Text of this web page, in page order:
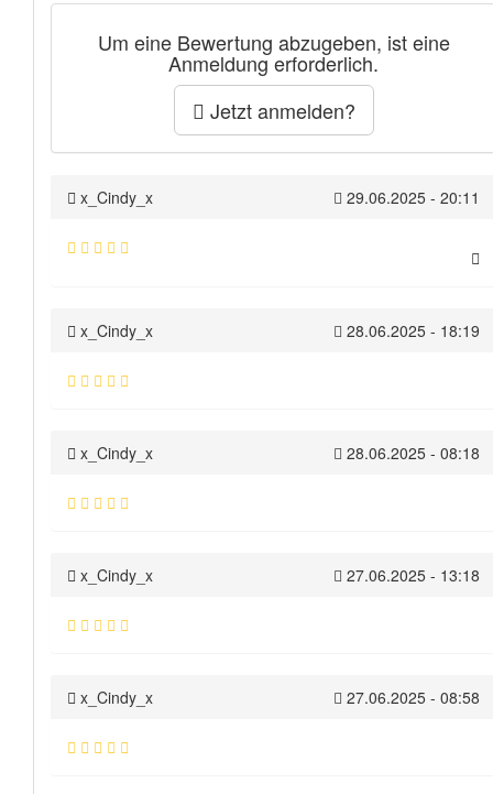
Um eine Bewertung abzugeben, ist eine
Anmeldung erforderlich.
Jetzt anmelden?
x_Cindy_x 29.06.2025 - 20:11
x_Cindy_x 28.06.2025 - 18:19
x_Cindy_x 28.06.2025 - 08:18
x_Cindy_x 27.06.2025 - 13:18
x_Cindy_x 27.06.2025 - 08:58